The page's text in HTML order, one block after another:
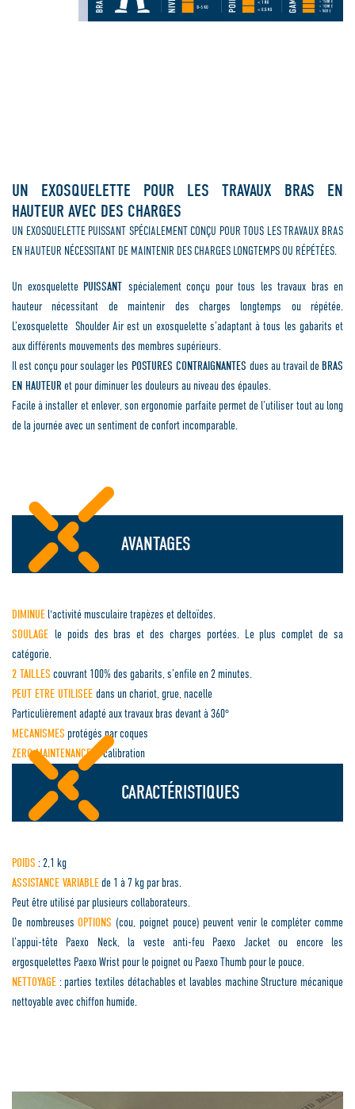
UN EXOSQUELETTE POUR LES TRAVAUX BRAS EN
HAUTEUR AVEC DES CHARGES
UN EXOSQUELETTE PUISSANT SPÉCIALEMENT CONÇU POUR TOUS LES TRAVAUX BRAS
EN HAUTEUR NÉCESSITANT DE MAINTENIR DES CHARGES LONGTEMPS OU RÉPÉTÉES.
Un exosquelette PUISSANT spécialement conçu pour tous les travaux bras en
hauteur nécessitant de maintenir des charges longtemps ou répétée.
L’exosquelette Shoulder Air est un exosquelette s’adaptant à tous les gabarits et
aux différents mouvements des membres supérieurs.
Il est conçu pour soulager les POSTURES CONTRAIGNANTES dues au travail de BRAS
EN HAUTEURet pour diminuer les douleurs au niveau des épaules.
Facile à installer et enlever, son ergonomie parfaite permet de l’utiliser tout au long
de la journée avec un sentiment de confort incomparable.
AVANTAGES
DIMINUE l'activité musculaire trapèzes et deltoïdes.
SOULAGE
le poids des bras et des charges portées. Le plus complet de sa
catégorie.
2 TAILLES couvrant 100% des gabarits, s’enfile en 2 minutes.
PEUT ETRE UTILISEE dans un chariot, grue, nacelle
Particulièrement adapté aux travaux bras devant à 360°
MECANISMES protégés par coques
ZERO MAINTENANCEni calibration
CARACTÉRISTIQUES
POIDS : 2,1 kg
ASSISTANCE VARIABLE de 1 à 7 kg par bras.
Peut être utilisé par plusieurs collaborateurs.
De nombreusesOPTIONS (cou, poignet pouce) peuvent venir le compléter comme
l’appui-tête Paexo Neck, la veste anti-feu Paexo Jacket ou encore les
ergosquelettes Paexo Wrist pour le poignet ou Paexo Thumb pour le pouce.
NETTOYAGE : parties textiles détachables et lavables machine Structure mécanique
nettoyable avec chiffon humide.